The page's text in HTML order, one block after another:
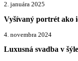
2. januára 2025
Vyšívaný portrét ako
4. novembra 2024
Luxusná svadba v